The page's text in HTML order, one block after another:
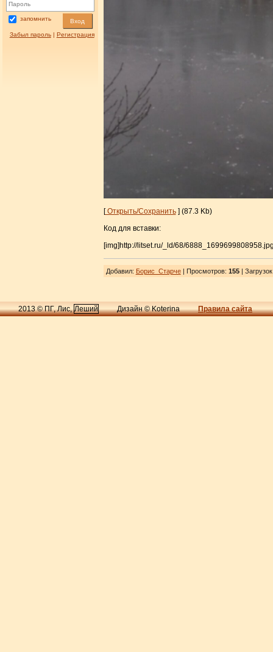
запомнить Вход
Забыл пароль| Регистрация
[Открыть/Сохранить] (87.3 Kb)
Код для вставки:
[img]http://litset.ru/_ld/68/
Добавил: Борис_Старче| Просмотров: 155| Загрузок
2013 © ПГ, Лис,Леший Дизайн © Koterina Правила сайта